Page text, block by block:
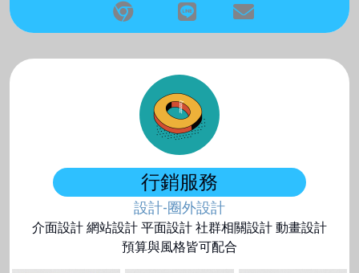
行銷服務
設計-圈外設計
介面設計 網站設計 平面設計 社群相關設計 動畫設計
預算與風格皆可配合